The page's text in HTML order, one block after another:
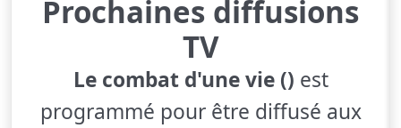
Prochaines diffusions
TV
Le combat d'une vie () est
programmé pour être diffusé aux